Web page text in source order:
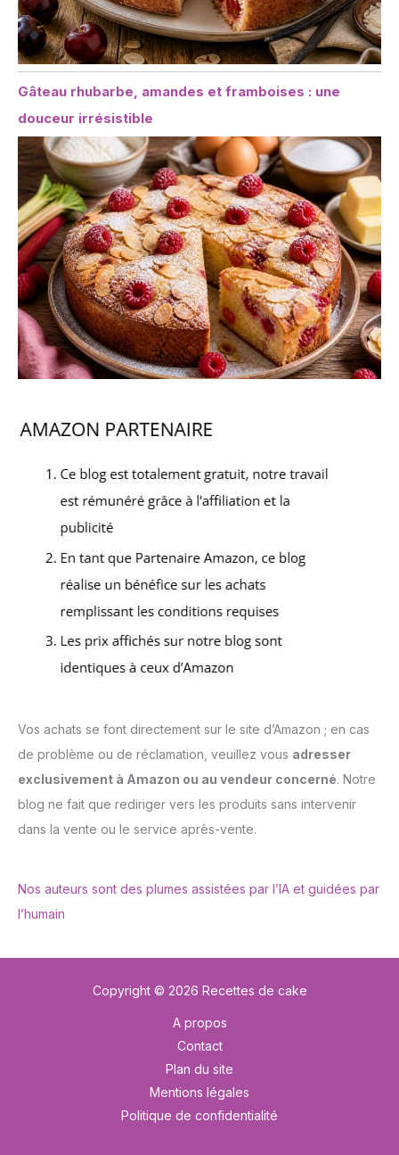
Gâteau rhubarbe, amandes et framboises : une
douceur irrésistible
Vos achats se font directement sur le site d’Amazon ; en cas
de problème ou de réclamation, veuillez vous adresser
exclusivement à Amazon ou au vendeur concerné. Notre
blog ne fait que rediriger vers les produits sans intervenir
dans la vente ou le service après-vente.
Nos auteurs sont des plumes assistées par l’IA et guidées par
l’humain
Copyright © 2026 Recettes de cake
A propos
Contact
Plan du site
Mentions légales
Politique de confidentialité